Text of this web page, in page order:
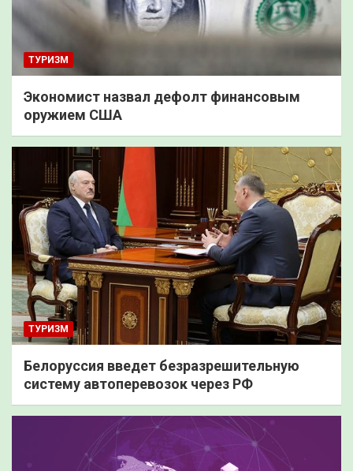
ТУРИЗМ
Экономист назвал дефолт финансовым
оружием США
ТУРИЗМ
Белоруссия введет безразрешительную
систему автоперевозок через РФ